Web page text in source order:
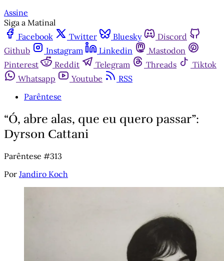
Assine
Siga a Matinal
Facebook
Twitter Bluesky
Discord
Github
Instagram Linkedin
Mastodon
Pinterest
Reddit Telegram Threads
Tiktok
Whatsapp
Youtube
RSS
Parêntese
“Ó, abre alas, que eu quero passar”:
Dyrson Cattani
Parêntese #313
Por Jandiro Koch